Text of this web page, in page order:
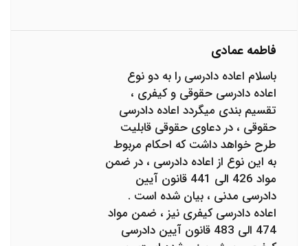
فاطمه عمادی
باسلام اعاده دادرسی را به دو نوع
اعاده دادرسی حقوقی و کیفری ،
تقسیم بندی میگردد اعاده دادرسی
حقوقی ، در دعاوی حقوقی قابلیت
طرح خواهد داشت که احکام مربوط
به این نوع از اعاده دادرسی ، در ضمن
مواد 426 الی 441 قانون آیین
دادرسی مدنی ، بیان شده است .
اعاده دادرسی کیفری نیز ، ضمن مواد
474 الی 483 قانون آیین دادرسی